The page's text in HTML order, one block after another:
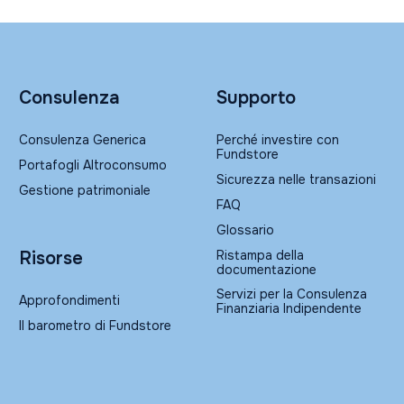
Consulenza
Consulenza Generica
Portafogli Altroconsumo
Gestione patrimoniale
Risorse
Approfondimenti
Il barometro di Fundstore
Supporto
Perché investire con
Fundstore
Sicurezza nelle transazioni
FAQ
Glossario
Ristampa della
documentazione
Servizi per la Consulenza
Finanziaria Indipendente